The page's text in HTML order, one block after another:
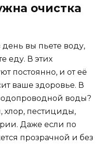
очистка
день вы пьете воду,
еду. В этих
постоянно, и от её
ваше здоровье. В
воды?
хлор, пестициды,
Даже если по
прозрачной и без